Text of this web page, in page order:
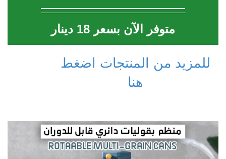
______________________
متوفر الآن بسعر 18 دينار
للمزيد من المنتجات اضغط
هنا